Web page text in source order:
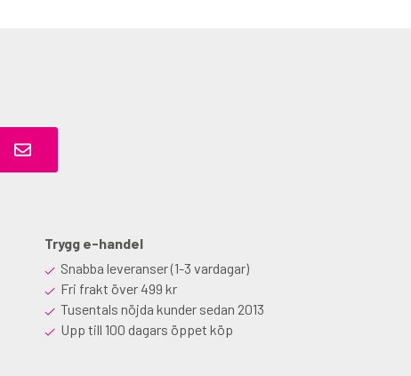
Trygg e-handel
Snabba leveranser (1-3 vardagar)
Fri frakt över 499 kr
Tusentals nöjda kunder sedan 2013
Upp till 100 dagars öppet köp